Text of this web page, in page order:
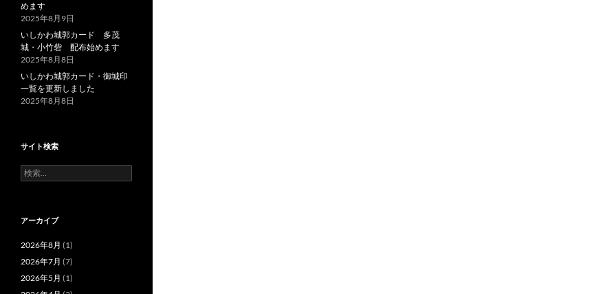
めます
2025年8月9日
いしかわ城郭カード 多茂
城・小竹砦 配布始めます
2025年8月8日
いしかわ城郭カード・御城印
一覧を更新しました
2025年8月8日
サイト検索
検
索:
アーカイブ
2026年8月 (1)
2026年7月 (7)
2026年5月 (1)